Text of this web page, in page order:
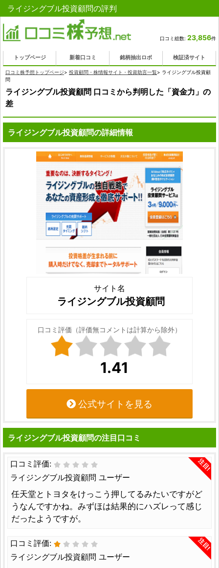
ライジングブル投資顧問の評判
口コミ総数: 23,856件
トップページ 新着口コミ 銘柄抽出ロボ 検証済サイト
口コミ株予想トップページ> 投資顧問・株情報サイト・投資助言一覧> ライジングブル投資顧
問
ライジングブル投資顧問 口コミから判明した「資金力」の
差
ライジングブル投資顧問の詳細情報
サイト名
ライジングブル投資顧問
口コミ評価（評価無コメントは計算から除外）
1.41
公式サイトを見る
ライジングブル投資顧問の注目口コミ
注目!
口コミ評価:
ライジングブル投資顧問 ユーザー
任天堂とトヨタをけっこう押してるみたいですがど
うなんですかね。みずほは結果的にハズレって感じ
だったようですが。
注目!
口コミ評価:
ライジングブル投資顧問 ユーザー